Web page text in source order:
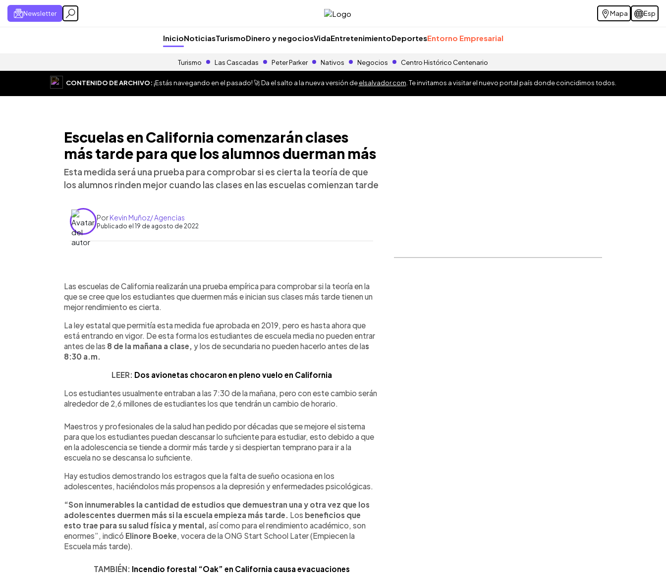
Newsletter Mapa Esp
InicioNoticiasTurismoDinero y negociosVidaEntretenimientoDeportesEntorno Empresarial
Turismo Las Cascadas Peter Parker Nativos Negocios Centro Histórico Centenario
CONTENIDO DE ARCHIVO:¡Estás navegando en el pasado! 🚀 Da el salto a la nueva versión deelsalvador.com . Te invitamos a visitar el nuevo portal país donde coincidimos todos.
Escuelas en California comenzarán clases
más tarde para que los alumnos duerman más
Esta medida será una prueba para comprobar si es cierta la teoría de que
los alumnos rinden mejor cuando las clases en las escuelas comienzan tarde
PorKevin Muñoz/ Agencias
Publicado el 19 de agosto de 2022
► Escuchar artículo
Las escuelas de California realizarán una prueba empírica para comprobar si la teoría en la
que se cree que los estudiantes que duermen más e inician sus clases más tarde tienen un
mejor rendimiento es cierta.
La ley estatal que permitía esta medida fue aprobada en 2019, pero es hasta ahora que
está entrando en vigor. De esta forma los estudiantes de escuela media no pueden entrar
antes de las 8 de la mañana a clase, y los de secundaria no pueden hacerlo antes de las
8:30 a.m.
LEER: Dos avionetas chocaron en pleno vuelo en California
Los estudiantes usualmente entraban a las 7:30 de la mañana, pero con este cambio serán
alrededor de 2,6 millones de estudiantes los que tendrán un cambio de horario.
Maestros y profesionales de la salud han pedido por décadas que se mejore el sistema
para que los estudiantes puedan descansar lo suficiente para estudiar, esto debido a que
en la adolescencia se tiende a dormir más tarde y si despiertan temprano para ir a la
escuela no se descansa lo suficiente.
Hay estudios demostrando los estragos que la falta de sueño ocasiona en los
adolescentes, haciéndolos más propensos a la depresión y enfermedades psicológicas.
“Son innumerables la cantidad de estudios que demuestran una y otra vez que los
adolescentes duermen más si la escuela empieza más tarde. Los beneficios que
esto trae para su salud física y mental, así como para el rendimiento académico, son
enormes”, indicó Elinore Boeke, vocera de la ONG Start School Later (Empiecen la
Escuela más tarde).
TAMBIÉN: Incendio forestal “Oak” en California causa evacuaciones